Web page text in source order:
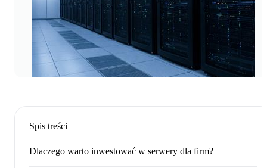
Spis treści
Dlaczego warto inwestować w serwery dla firm?